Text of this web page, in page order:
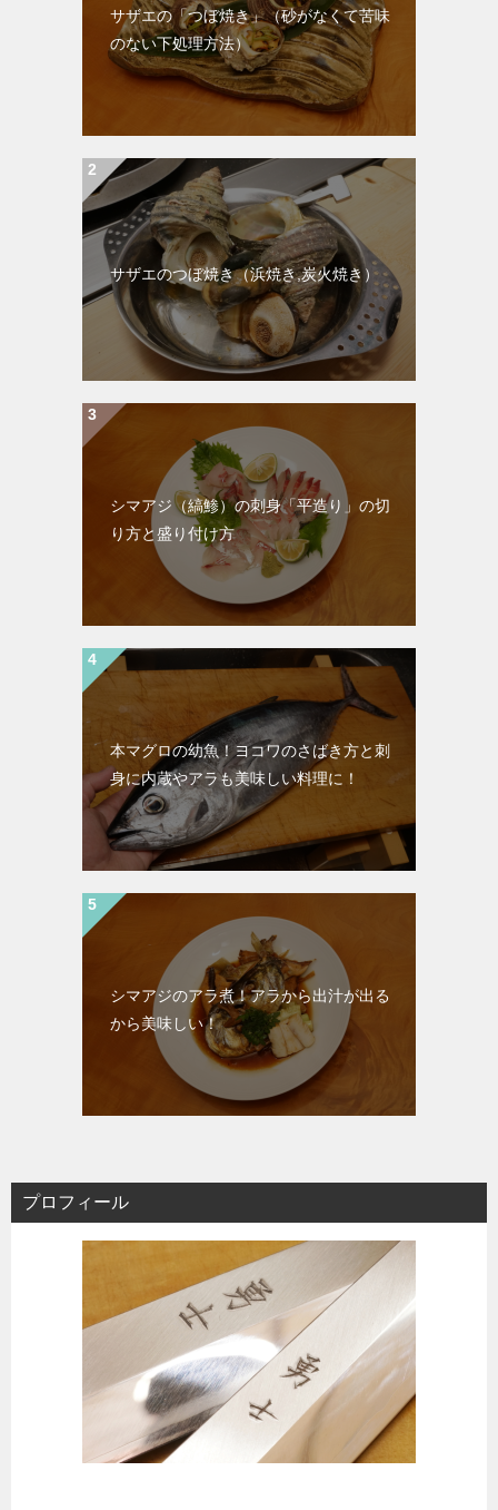
サザエの「つぼ焼き」（砂がなくて苦味
のない下処理方法）
サザエのつぼ焼き（浜焼き,炭火焼き）
シマアジ（縞鯵）の刺身「平造り」の切
り方と盛り付け方
本マグロの幼魚！ヨコワのさばき方と刺
身に内蔵やアラも美味しい料理に！
シマアジのアラ煮！アラから出汁が出る
から美味しい！
プロフィール